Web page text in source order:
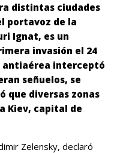
distintas ciudades
portavoz de la
Ignat, es un
invasión el 24
antiaérea interceptó
señuelos, se
que diversas zonas
Kiev, capital de
Zelensky, declaró